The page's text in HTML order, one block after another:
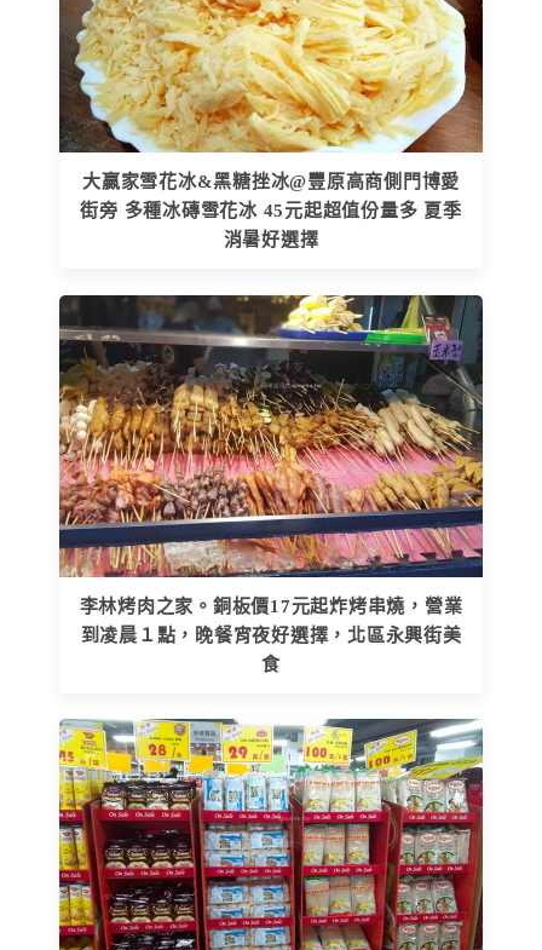
大贏家雪花冰&黑糖挫冰@豐原高商側門博愛
街旁 多種冰磚雪花冰 45元起超值份量多 夏季
消暑好選擇
李林烤肉之家。銅板價17元起炸烤串燒，營業
到凌晨１點，晚餐宵夜好選擇，北區永興街美
食